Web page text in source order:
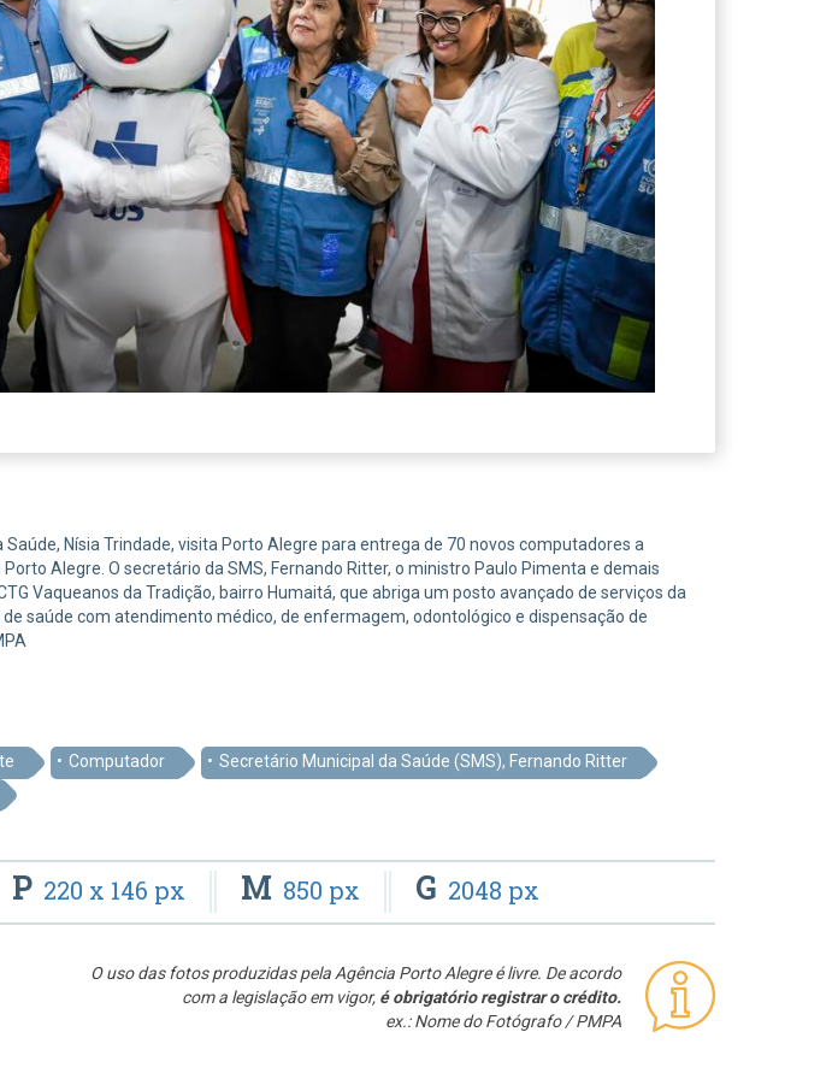
Nísia Trindade, visita Porto Alegre para entrega de 70 novos computadores a
Alegre. O secretário da SMS, Fernando Ritter, o ministro Paulo Pimenta e demais
Vaqueanos da Tradição, bairro Humaitá, que abriga um posto avançado de serviços da
de saúde com atendimento médico, de enfermagem, odontológico e dispensação de
Computador
Secretário Municipal da Saúde (SMS), Fernando Ritter
P 220 x 146 px M 850 px G 2048 px
O uso das fotos produzidas pela Agência Porto Alegre é livre. De acordo
com a legislação em vigor, é obrigatório registrar o crédito.
ex.: Nome do Fotógrafo / PMPA